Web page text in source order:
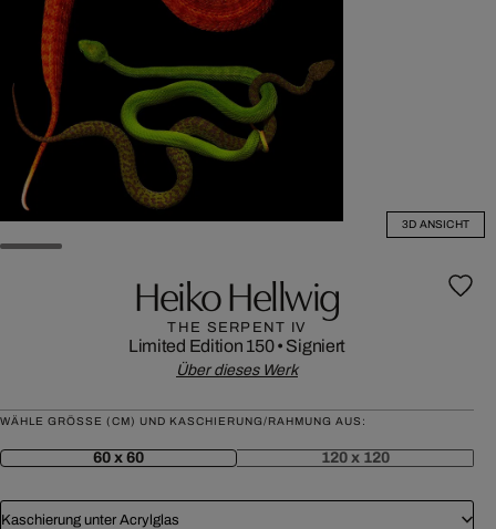
3D ANSICHT
Heiko Hellwig
THE SERPENT IV
Limited Edition 150• Signiert
Über dieses Werk
WÄHLE GRÖSSE (CM) UND KASCHIERUNG/RAHMUNG AUS:
60 x 60 120 x 120
Kaschierung unter Acrylglas